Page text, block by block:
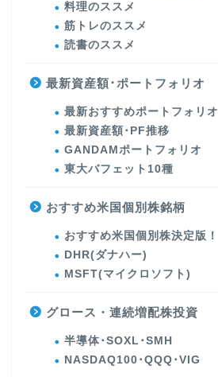
料理のススメ
筋トレのススメ
読書のススメ
最新資産額･ポートフォリオ
最新おすすめポートフォリオ
最新資産額･PF推移
GANDAMポートフォリオ
東大バフェット10種
おすすめ米国個別株銘柄
おすすめ米国個別株決定版！
DHR(ダナハー)
MSFT(マイクロソフト)
グロース・連続増配株投資
半導体･SOXL･SMH
NASDAQ100･QQQ･VIG